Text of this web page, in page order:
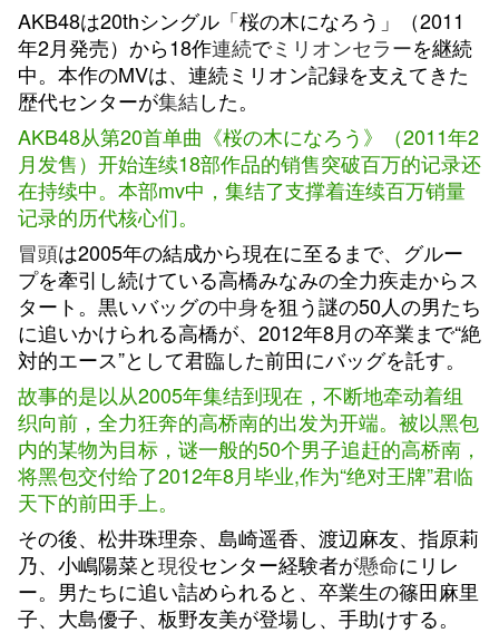
AKB48は20thシングル「桜の木になろう」（2011
年2月発売）から18作連続でミリオンセラーを継続
中。本作のMVは、連続ミリオン記録を支えてきた
歴代センターが集結した。
AKB48从第20首单曲《桜の木になろう》（2011年2
月发售）开始连续18部作品的销售突破百万的记录还
在持续中。本部mv中，集结了支撑着连续百万销量
记录的历代核心们。
冒頭は2005年の結成から現在に至るまで、グルー
プを牽引し続けている高橋みなみの全力疾走からス
タート。黒いバッグの中身を狙う謎の50人の男たち
に追いかけられる高橋が、2012年8月の卒業まで“絶
対的エース”として君臨した前田にバッグを託す。
故事的是以从2005年集结到现在，不断地牵动着组
织向前，全力狂奔的高桥南的出发为开端。被以黑包
内的某物为目标，谜一般的50个男子追赶的高桥南，
将黑包交付给了2012年8月毕业,作为“绝对王牌”君临
天下的前田手上。
その後、松井珠理奈、島崎遥香、渡辺麻友、指原莉
乃、小嶋陽菜と現役センター経験者が懸命にリレ
ー。男たちに追い詰められると、卒業生の篠田麻里
子、大島優子、板野友美が登場し、手助けする。